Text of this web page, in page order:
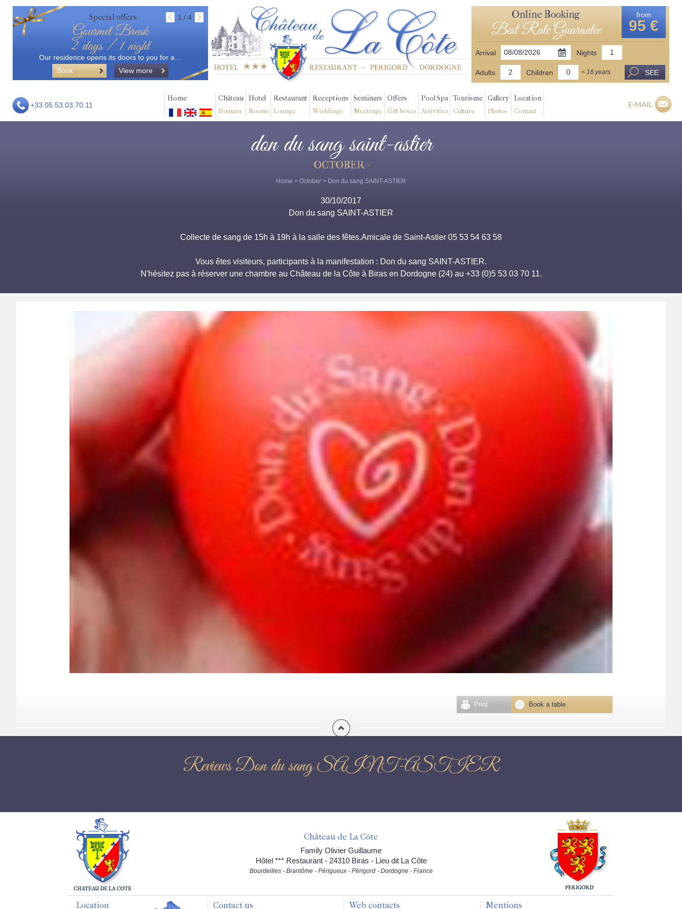
Special offers 1 / 4
Gourmet Break
2 days / 1 night
Our residence opens its doors to you for a…
Book
View more
Online Booking
Best Rate Guarantee
from
95 €
Arrival Nights
Adults Children < 16 years SEE
+33 05.53.03.70.11
Home Château
Domain
Hotel
Rooms
Restaurant
Lounge
Receptions
Weddings
Seminars
Meetings
Offers
Gift boxes
Pool Spa
Activities
Tourisme
Culture
Gallery
Photos
Location
Contact
E-MAIL
don du sang saint-astier
OCTOBER -
Home > October > Don du sang SAINT-ASTIER
30/10/2017
Don du sang SAINT-ASTIER
Collecte de sang de 15h à 19h à la salle des fêtes.Amicale de Saint-Astier 05 53 54 63 58
Vous êtes visiteurs, participants à la manifestation : Don du sang SAINT-ASTIER.
N'hésitez pas à réserver une chambre au Château de la Côte à Biras en Dordogne (24) au +33 (0)5 53 03 70 11.
Book a table
Print
Reviews Don du sang SAINT-ASTIER
Château de La Côte
Family Olivier Guillaume
Hôtel *** Restaurant - 24310 Biras - Lieu dit La Côte
Bourdeilles - Brantôme - Périgueux - Périgord - Dordogne - France
Location Contact us Web contacts Mentions